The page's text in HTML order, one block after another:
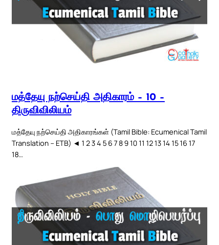
மத்தேயு நற்செய்தி அதிகாரம் – 10 –
திருவிவிலியம்
மத்தேயு நற்செய்தி அதிகாரங்கள் (Tamil Bible: Ecumenical Tamil
Translation – ETB) ◄ 1 2 3 4 5 6 7 8 9 10 11 12 13 14 15 16 17
18…